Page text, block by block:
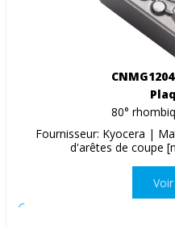
80°
Fournisseur: Kyocera |
d'arêtes de coupe